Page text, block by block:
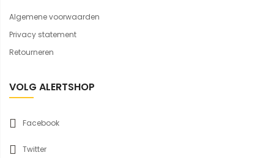
Algemene voorwaarden
Privacy statement
Retourneren
VOLG ALERTSHOP
Facebook
Twitter